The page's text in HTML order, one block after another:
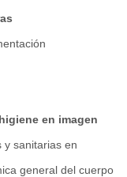
en imagen
sanitarias en
general del cuerpo